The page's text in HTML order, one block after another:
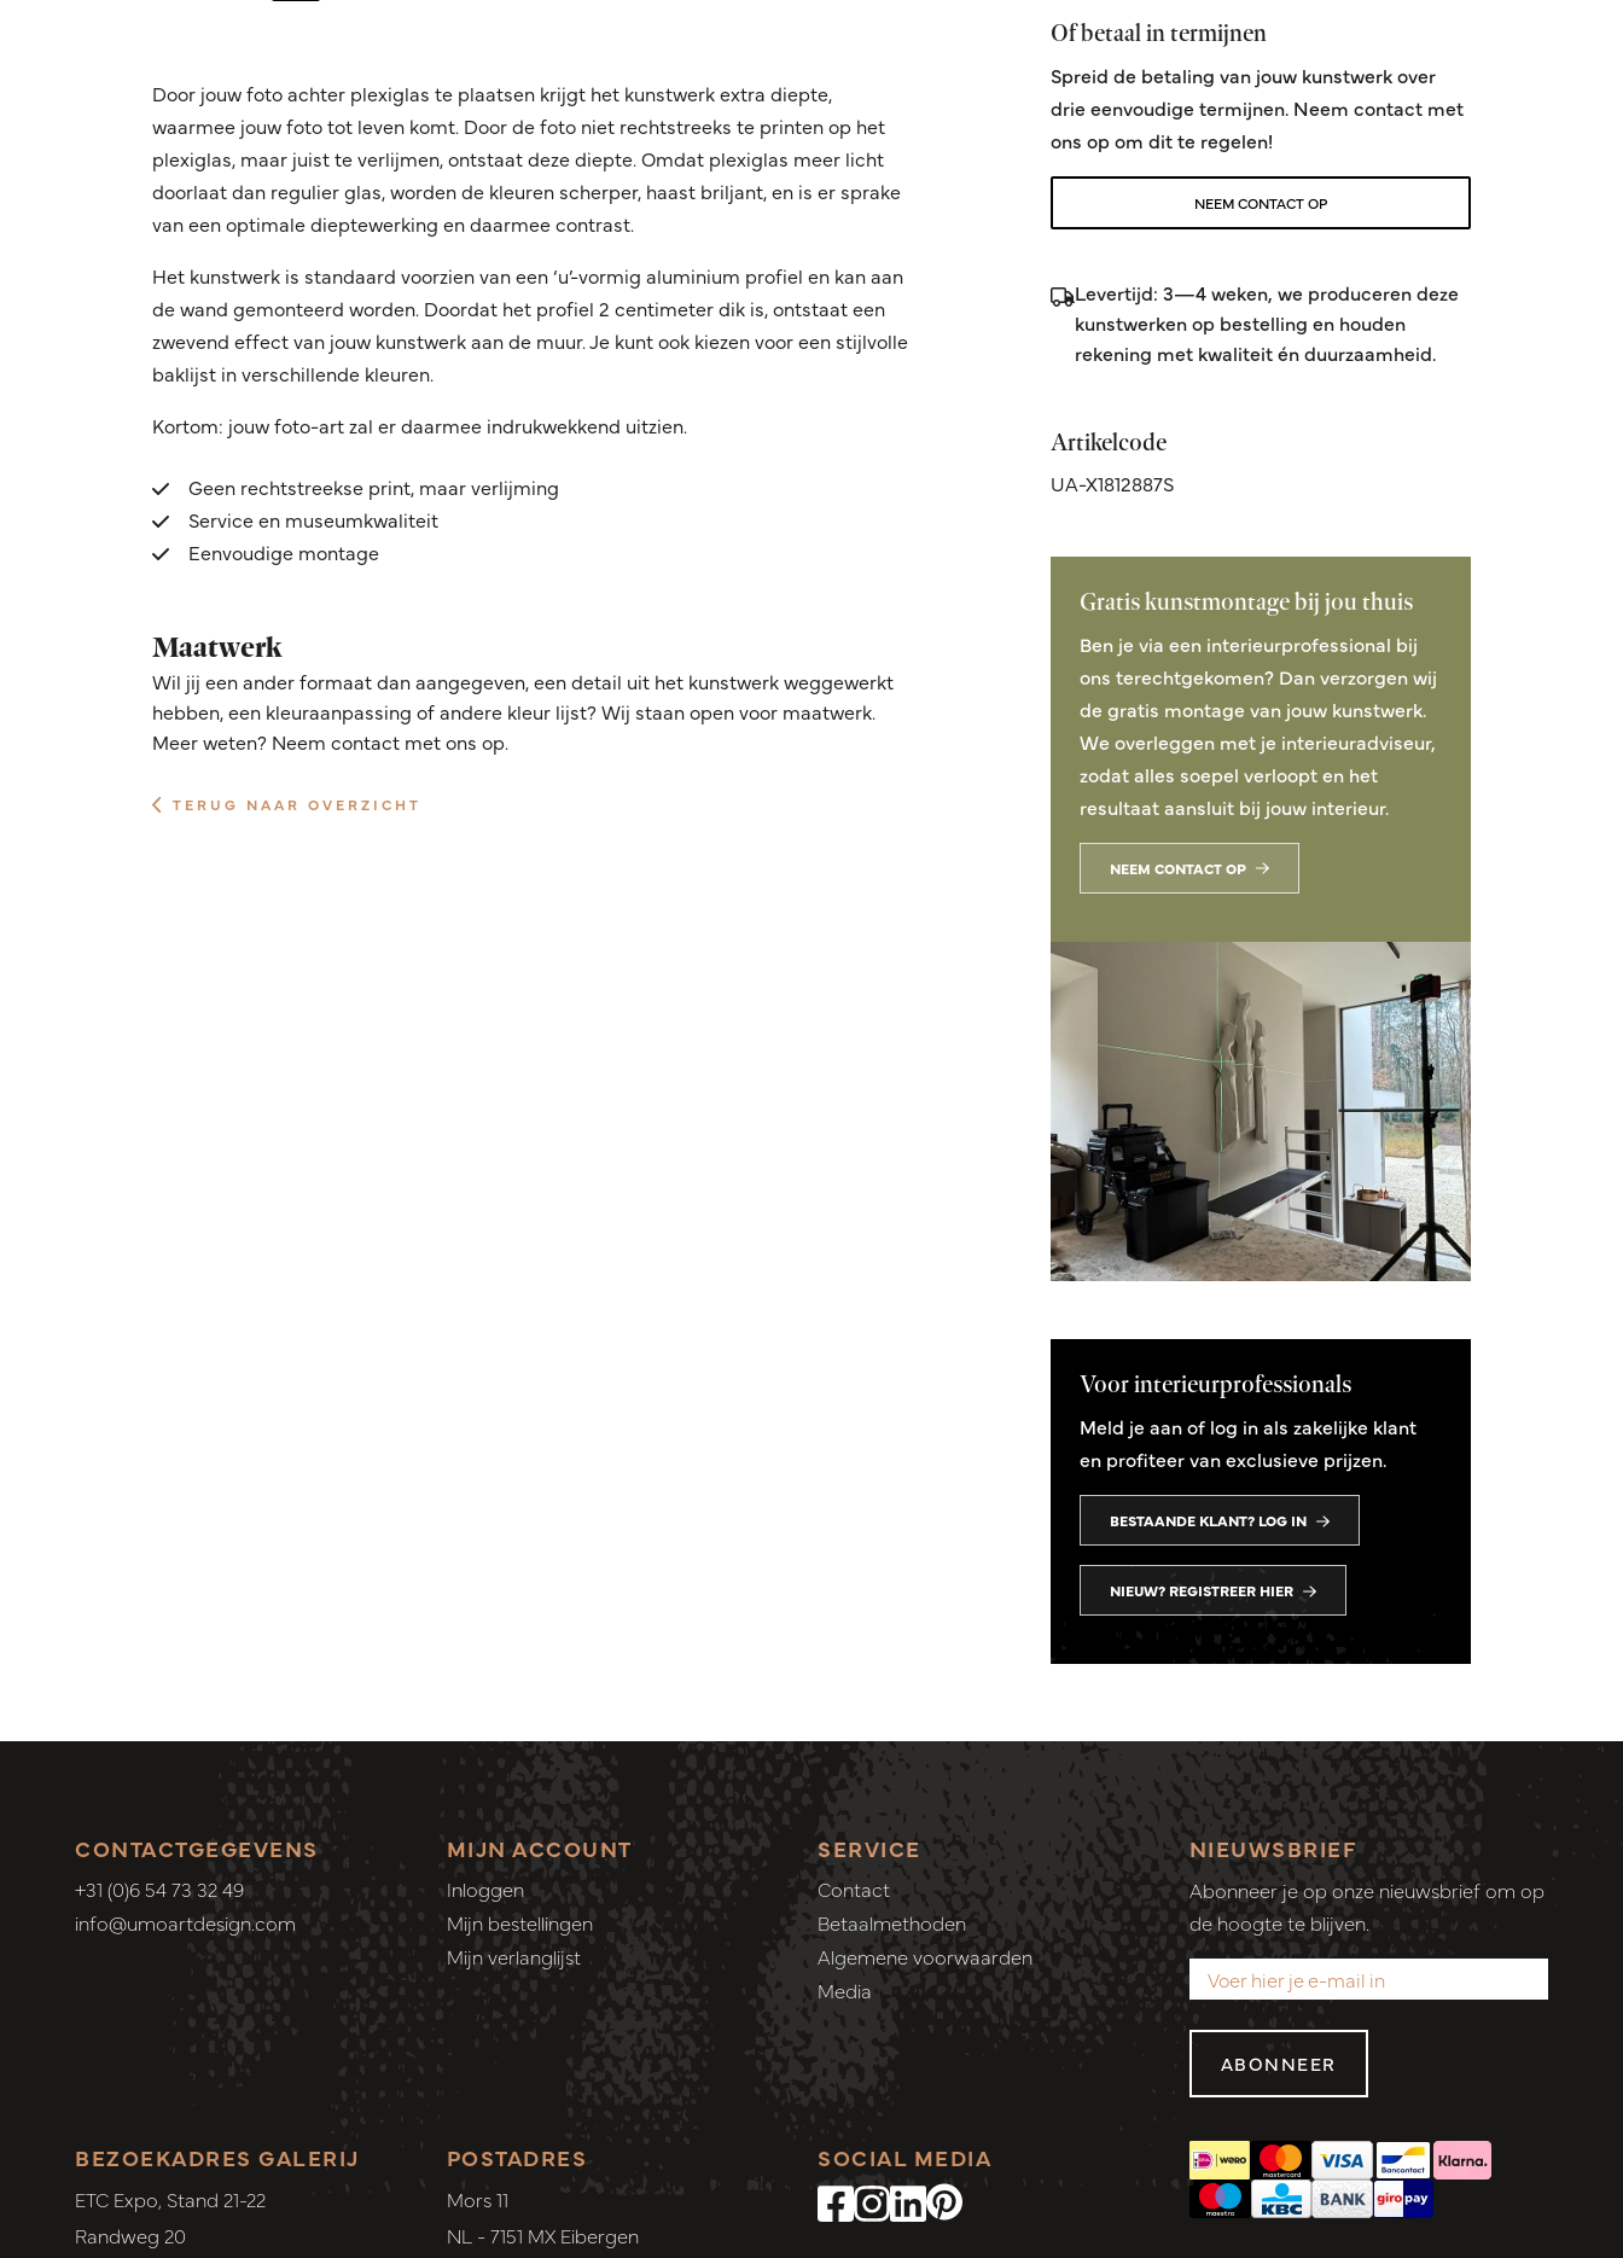
Door jouw foto achter plexiglas te plaatsen krijgt het kunstwerk extra diepte,
waarmee jouw foto tot leven komt. Door de foto niet rechtstreeks te printen op het
plexiglas, maar juist te verlijmen, ontstaat deze diepte. Omdat plexiglas meer licht
doorlaat dan regulier glas, worden de kleuren scherper, haast briljant, en is er sprake
van een optimale dieptewerking en daarmee contrast.
Het kunstwerk is standaard voorzien van een ‘u’-vormig aluminium profiel en kan aan
de wand gemonteerd worden. Doordat het profiel 2 centimeter dik is, ontstaat een
zwevend effect van jouw kunstwerk aan de muur. Je kunt ook kiezen voor een stijlvolle
baklijst in verschillende kleuren.
Kortom: jouw foto-art zal er daarmee indrukwekkend uitzien.
Geen rechtstreekse print, maar verlijming
Service en museumkwaliteit
Eenvoudige montage
Maatwerk
Wil jij een ander formaat dan aangegeven, een detail uit het kunstwerk weggewerkt
hebben, een kleuraanpassing of andere kleur lijst? Wij staan open voor maatwerk.
Meer weten? Neem contact met ons op.
TERUG NAAR OVERZICHT
Of betaal in termijnen
Spreid de betaling van jouw kunstwerk over
drie eenvoudige termijnen. Neem contact met
ons op om dit te regelen!
NEEM CONTACT OP
Levertijd: 3—4 weken, we produceren deze
kunstwerken op bestelling en houden
rekening met kwaliteit én duurzaamheid.
Artikelcode
UA-X1812887S
Gratis kunstmontage bij jou thuis
Ben je via een interieurprofessional bij
ons terechtgekomen? Dan verzorgen wij
de gratis montage van jouw kunstwerk.
We overleggen met je interieuradviseur,
zodat alles soepel verloopt en het
resultaat aansluit bij jouw interieur.
NEEM CONTACT OP
Voor interieurprofessionals
Meld je aan of log in als zakelijke klant
en profiteer van exclusieve prijzen.
BESTAANDE KLANT? LOG IN
NIEUW? REGISTREER HIER
CONTACTGEGEVENS
+31 (0)6 54 73 32 49
info@umoartdesign.com
MIJN ACCOUNT
Inloggen
Mijn bestellingen
Mijn verlanglijst
SERVICE
Contact
Betaalmethoden
Algemene voorwaarden
Media
SOCIAL MEDIA
POSTADRES
Mors 11
NL - 7151 MX Eibergen
BEZOEKADRES GALERIJ
ETC Expo, Stand 21-22
Randweg 20
NIEUWSBRIEF
Abonneer je op onze nieuwsbrief om op
de hoogte te blijven.
ABONNEER